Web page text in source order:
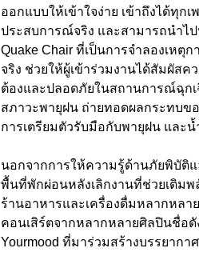
ออกแบบให้เข้าใจง่าย เข้าถึงได้ทุก
ประสบการณ์จริง และสามารถนำไ
Quake Chair ที่เป็นการจำลองเห
จริง ช่วยให้ผู้เข้าร่วมงานได้สัมผัส
ต้องและปลอดภัยในสถานการณ์ฉุก
สภาวะพายุฝน ถ่ายทอดผลกระทบ
การเตรียมตัวรับมือกับพายุฝน และ
นอกจากการให้ความรู้ด้านภัยพิบัติแ
พื้นที่พักผ่อนหลังเลิกงานที่ช่วยเติมพ
ร้านอาหารและเครื่องดื่มหลากหล
คอนเสิร์ตจากหลากหลายศิลปินชื่อดั
Yourmood ที่มาร่วมสร้างบรรยากา